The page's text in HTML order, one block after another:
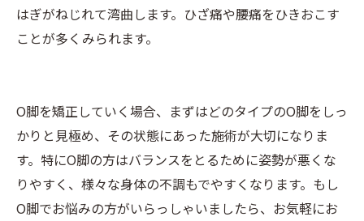
はぎがねじれて湾曲します。ひざ痛や腰痛をひきおこす
ことが多くみられます。
O脚を矯正していく場合、まずはどのタイプのO脚をしっ
かりと見極め、その状態にあった施術が大切になりま
す。特にO脚の方はバランスをとるために姿勢が悪くな
りやすく、様々な身体の不調もでやすくなります。もし
O脚でお悩みの方がいらっしゃいましたら、お気軽にお